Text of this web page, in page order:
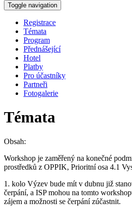
Toggle navigation
Registrace
Témata
Program
Přednášející
Hotel
Platby
Pro účastníky
Partneři
Fotogalerie
Témata
Obsah:
Workshop je zaměřený na konečné
prostředků z OPPIK, Prioritní osa 4.1
1. kolo Výzev bude mít v dubnu již
čerpání, a ISP mohou na tomto
zájem a možnosti se čerpání zúčastnit.